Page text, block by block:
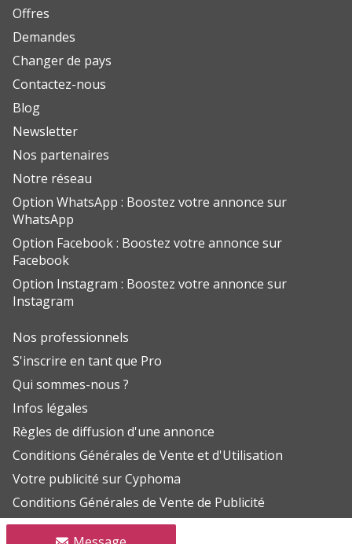
Offres
Demandes
Changer de pays
Contactez-nous
Blog
Newsletter
Nos partenaires
Notre réseau
Option WhatsApp : Boostez votre annonce sur
WhatsApp
Option Facebook : Boostez votre annonce sur
Facebook
Option Instagram : Boostez votre annonce sur
Instagram
Nos professionnels
S'inscrire en tant que Pro
Qui sommes-nous ?
Infos légales
Règles de diffusion d'une annonce
Conditions Générales de Vente et d'Utilisation
Votre publicité sur Cyphoma
Conditions Générales de Vente de Publicité
Aide FAQ